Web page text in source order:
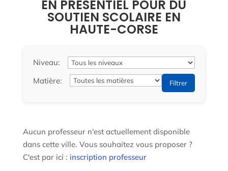
EN PRÉSENTIEL POUR DU
SOUTIEN SCOLAIRE EN
HAUTE-CORSE
Niveau:
Matière:
Filtrer
Aucun professeur n'est actuellement disponible
dans cette ville. Vous souhaitez vous proposer ?
C'est par ici : inscription professeur